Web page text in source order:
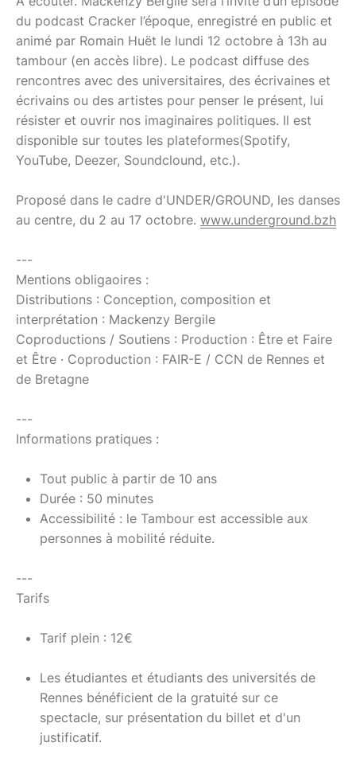
du podcast Cracker l’époque, enregistré en public et
animé par Romain Huët le lundi 12 octobre à 13h au
tambour (en accès libre). Le podcast diffuse des
rencontres avec des universitaires, des écrivaines et
écrivains ou des artistes pour penser le présent, lui
résister et ouvrir nos imaginaires politiques. Il est
disponible sur toutes les plateformes(Spotify,
YouTube, Deezer, Soundclound, etc.).
Proposé dans le cadre d'UNDER/GROUND, les danses
au centre, du 2 au 17 octobre. www.underground.bzh
---
Mentions obligaoires :
Distributions : Conception, composition et
interprétation : Mackenzy Bergile
Coproductions / Soutiens : Production : Être et Faire
et Être · Coproduction : FAIR-E / CCN de Rennes et
de Bretagne
---
Informations pratiques :
Tout public à partir de 10 ans
Durée : 50 minutes
Accessibilité : le Tambour est accessible aux
personnes à mobilité réduite.
---
Tarifs
Tarif plein : 12€
Les étudiantes et étudiants des universités de
Rennes bénéficient de la gratuité sur ce
spectacle, sur présentation du billet et d'un
justificatif.